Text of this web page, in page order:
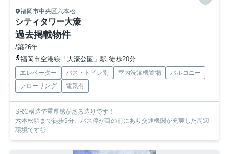
福岡市中央区六本松
シティタワー大濠
過去掲載物件
/築26年
福岡市空港線「大濠公園」駅 徒歩20分
エレベーター バス・トイレ別 室内洗濯機置場
バルコニー
フローリング
電気有
SRC構造で重厚感がある造りです！
六本松駅まで徒歩9分、バス停が目の前にあり交通機関が充実した周辺
環境です◎